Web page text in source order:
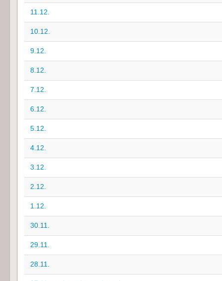
11.12.
10.12.
9.12.
8.12.
7.12.
6.12.
5.12.
4.12.
3.12.
2.12.
1.12.
30.11.
29.11.
28.11.